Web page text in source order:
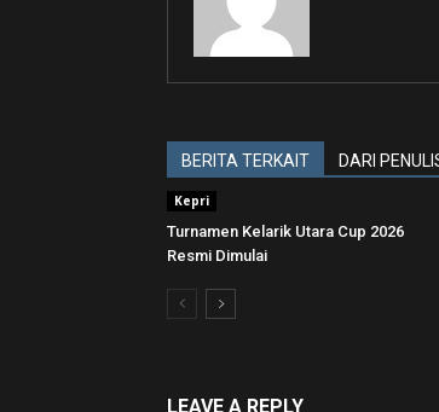
BERITA TERKAIT DARI
Kepri
Turnamen Kelarik Utara Cup 2026
Resmi Dimulai
LEAVE A REPLY